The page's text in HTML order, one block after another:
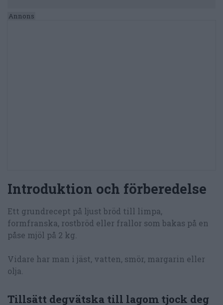
Introduktion och förberedelse
Ett grundrecept på ljust bröd till limpa,
formfranska, rostbröd eller frallor som bakas på en
påse mjöl på 2 kg.
Vidare har man i jäst, vatten, smör, margarin eller
olja.
Tillsätt degvätska till lagom tjock deg